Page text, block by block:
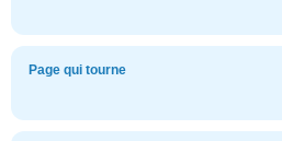
Page qui tourne